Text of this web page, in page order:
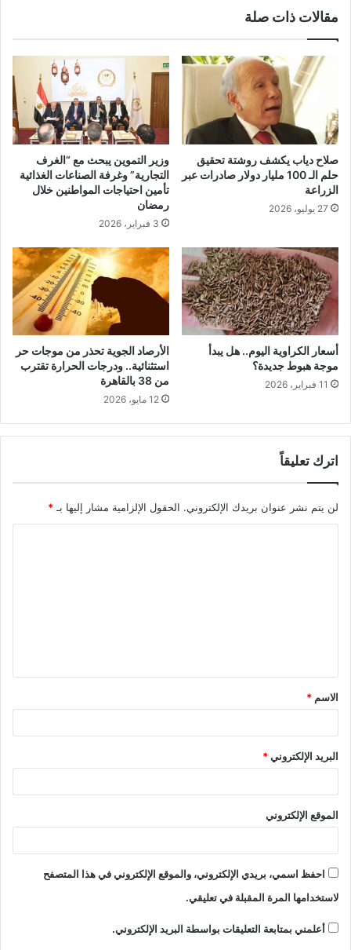
مقالات ذات صلة
صلاح دياب يكشف روشتة تحقيق
حلم الـ 100 مليار دولار صادرات عبر
الزراعة
27 يوليو، 2026
وزير التموين يبحث مع “الغرف
التجارية” وغرفة الصناعات الغذائية
تأمين احتياجات المواطنين خلال
رمضان
3 فبراير، 2026
أسعار الكراوية اليوم.. هل يبدأ
موجة هبوط جديدة؟
11 فبراير، 2026
الأرصاد الجوية تحذر من موجات حر
استثنائية.. ودرجات الحرارة تقترب
من 38 بالقاهرة
12 مايو، 2026
اترك تعليقاً
لن يتم نشر عنوان بريدك الإلكتروني. الحقول الإلزامية مشار إليها بـ*
ق
*
الاسم *
البريد الإلكتروني*
الموقع الإلكتروني
احفظ اسمي، بريدي الإلكتروني، والموقع الإلكتروني في هذا المتصفح
لاستخدامها المرة المقبلة في تعليقي.
أعلمني بمتابعة التعليقات بواسطة البريد الإلكتروني.